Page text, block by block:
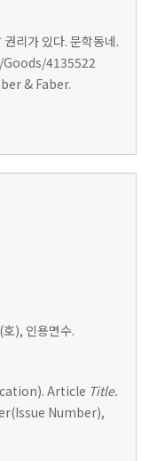
리가 있다. 문학동네.
4135522
& Faber.
호), 인용면수.
Article Title.
Number),